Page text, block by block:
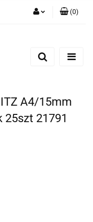
Zarejestruj się
(0)
A4/15mm
25szt 21791